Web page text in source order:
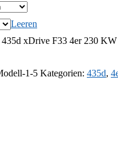
Leeren
xDrive F33 4er 230
1-5 Kategorien: 435d,